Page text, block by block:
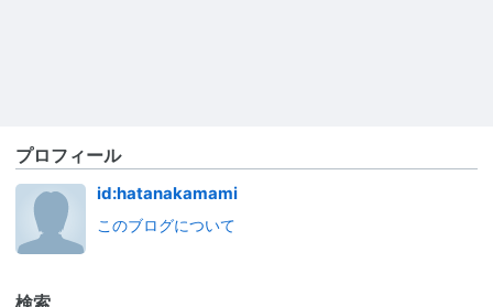
プロフィール
id:hatanakamami
このブログについて